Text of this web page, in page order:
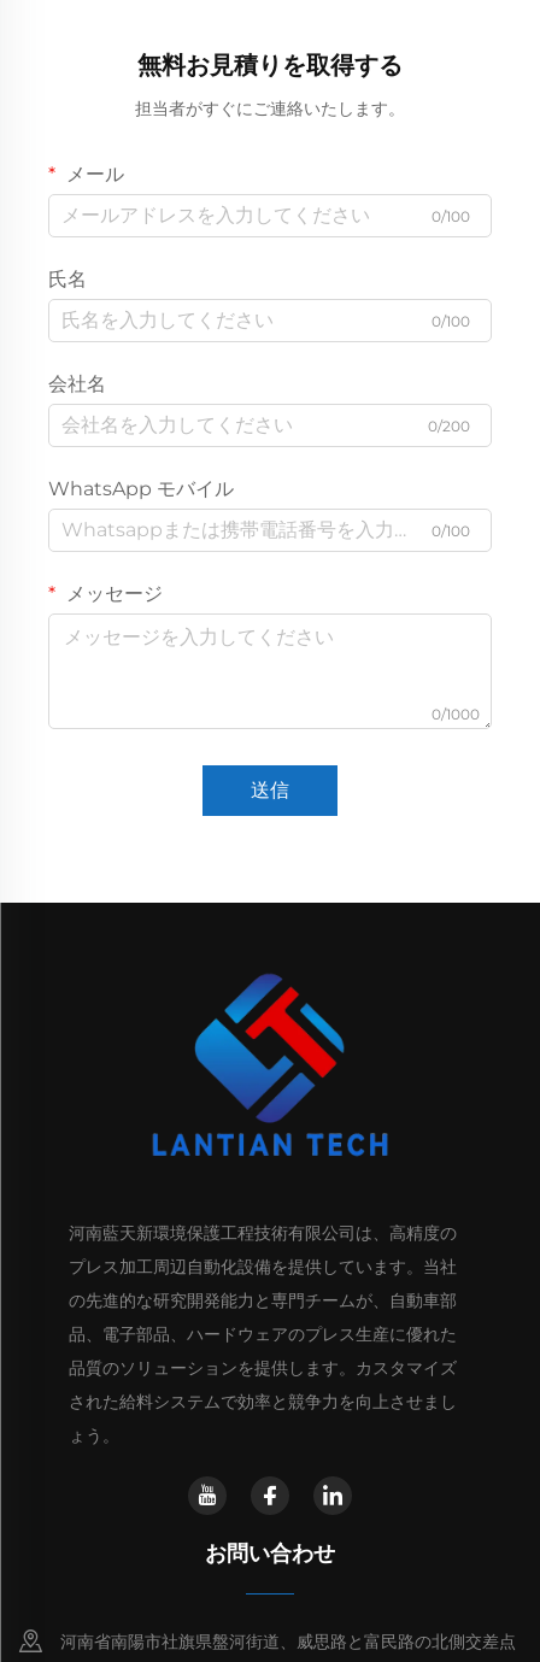
無料お見積りを取得する
担当者がすぐにご連絡いたします。
メール
0/100
氏名
0/100
会社名
0/200
WhatsApp モバイル
0/100
メッセージ
0/1000
送信
河南藍天新環境保護工程技術有限公司は、高精度の
プレス加工周辺自動化設備を提供しています。当社
の先進的な研究開発能力と専門チームが、自動車部
品、電子部品、ハードウェアのプレス生産に優れた
品質のソリューションを提供します。カスタマイズ
された給料システムで効率と競争力を向上させまし
ょう。
お問い合わせ
河南省南陽市社旗県盤河街道、威思路と富民路の北側交差点